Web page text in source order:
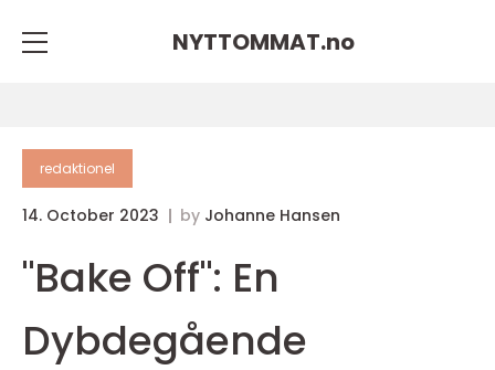
NYTTOMMAT.no
redaktionel
14. October 2023 by Johanne Hansen
"Bake Off": En
Dybdegående